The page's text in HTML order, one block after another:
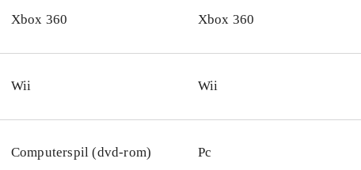
mange timers god underholdning til en bred målgruppe, og
Xbox 360 Xbox 360
Wii Wii
Computerspil (dvd-rom) Pc